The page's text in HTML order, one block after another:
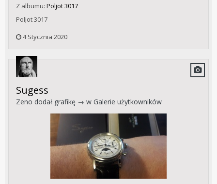
Z albumu: Poljot 3017
Poljot 3017
4 Stycznia 2020
Sugess
Zeno dodał grafikę → w Galerie użytkowników